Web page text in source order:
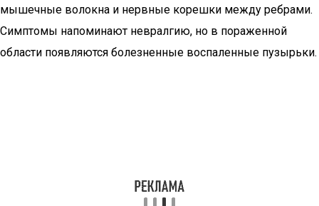
мышечные волокна и нервные корешки между ребрами.
Симптомы напоминают невралгию, но в пораженной
области появляются болезненные воспаленные пузырьки.